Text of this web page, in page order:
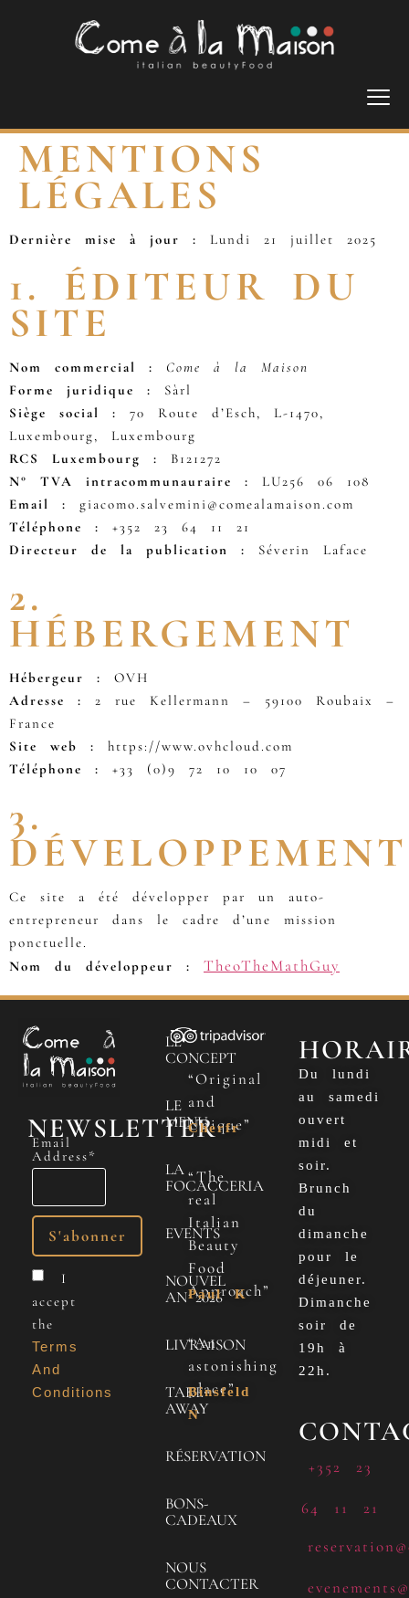
MENTIONS
LÉGALES
Dernière mise à jour : Lundi 21 juillet 2025
1. ÉDITEUR DU
SITE
Nom commercial :
Come à la Maison
Forme juridique :
Sàrl
Siège social :
70 Route d’Esch, L-1470,
Luxembourg, Luxembourg
RCS Luxembourg :
B121272
N° TVA intracommunauraire :
LU256 06 108
Email :
giacomo.salvemini@comealamaison.com
Téléphone :
+352 23 64 11 21
Directeur de la publication :
Séverin Laface
2.
HÉBERGEMENT
Hébergeur :
OVH
Adresse :
2 rue Kellermann – 59100 Roubaix –
France
Site web :
https://www.ovhcloud.com
Téléphone :
+33 (0)9 72 10 10 07
3.
DÉVELOPPEMENT
Ce site a été développer par un auto-
entrepreneur dans le cadre d’une mission
ponctuelle.
Nom du développeur :
TheoTheMathGuy
NEWSLETTER
Email
Address*
I
accept
the
Terms
And
Conditions
LE
CONCEPT
LE
MENU
LA
FOCACCERIA
EVENTS
NOUVEL
AN 2026
LIVRAISON
TAKE
AWAY
RÉSERVATION
BONS-
CADEAUX
NOUS
CONTACTER
“Original
and
Unique”
Cherfr
“The
real
Italian
Beauty
Food
Approach”
Paul K
“An
astonishing
place”
Binsfeld
N
Du lundi
au samedi
ouvert
midi et
soir.
Brunch
du
dimanche
pour le
déjeuner.
Dimanche
soir de
19h à
22h.
+352 23
64 11 21